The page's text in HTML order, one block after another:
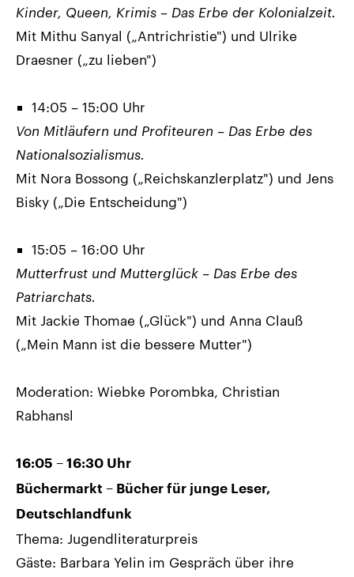
Kinder, Queen, Krimis – Das Erbe der Kolonialzeit.
Mit Mithu Sanyal („Antrichristie") und Ulrike
Draesner („zu lieben")
14:05 – 15:00 Uhr
Von Mitläufern und Profiteuren – Das Erbe des
Nationalsozialismus.
Mit Nora Bossong („Reichskanzlerplatz") und Jens
Bisky („Die Entscheidung")
15:05 – 16:00 Uhr
Mutterfrust und Mutterglück – Das Erbe des
Patriarchats.
Mit Jackie Thomae („Glück") und Anna Clauß
(„Mein Mann ist die bessere Mutter")
Moderation: Wiebke Porombka, Christian
Rabhansl
16:05 – 16:30 Uhr
Büchermarkt – Bücher für junge Leser,
Deutschlandfunk
Thema: Jugendliteraturpreis
Gäste: Barbara Yelin im Gespräch über ihre